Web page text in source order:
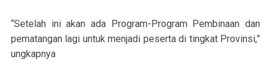
“Setelah ini akan ada Program-Program Pembinaan dan
pematangan lagi untuk menjadi peserta di tingkat Provinsi,”
ungkapnya